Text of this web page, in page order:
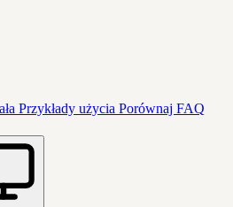
Przykłady użycia Porównaj FAQ